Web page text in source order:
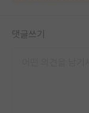
댓글쓰기